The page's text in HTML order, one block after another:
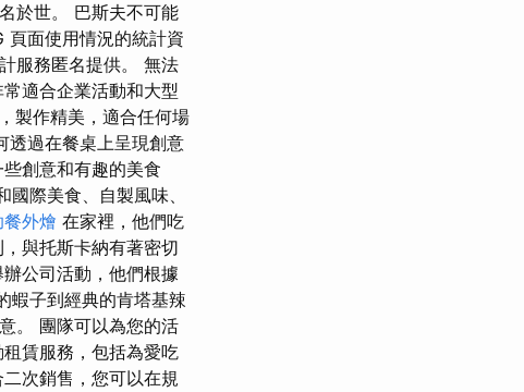
於世。 巴斯夫不可能
頁面使用情況的統計資
服務匿名提供。 無法
適合企業活動和大型
製作精美，適合任何場
透過在餐桌上呈現創意
創意和有趣的美食
際美食、自製風味、
餐外燴 在家裡，他們吃
與托斯卡納有著密切
公司活動，他們根據
子到經典的肯塔基辣
。 團隊可以為您的活
賃服務，包括為愛吃
次銷售，您可以在規